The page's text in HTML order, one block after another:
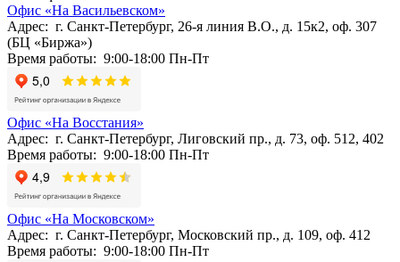
Офис «На Васильевском»
Адрес: г. Санкт-Петербург, 26-я линия В.О., д. 15к2, оф. 307
(БЦ «Биржа»)
Время работы: 9:00-18:00 Пн-Пт
Офис «На Восстания»
Адрес: г. Санкт-Петербург, Лиговский пр., д. 73, оф. 512, 402
Время работы: 9:00-18:00 Пн-Пт
Офис «На Московском»
Адрес: г. Санкт-Петербург, Московский пр., д. 109, оф. 412
Время работы: 9:00-18:00 Пн-Пт